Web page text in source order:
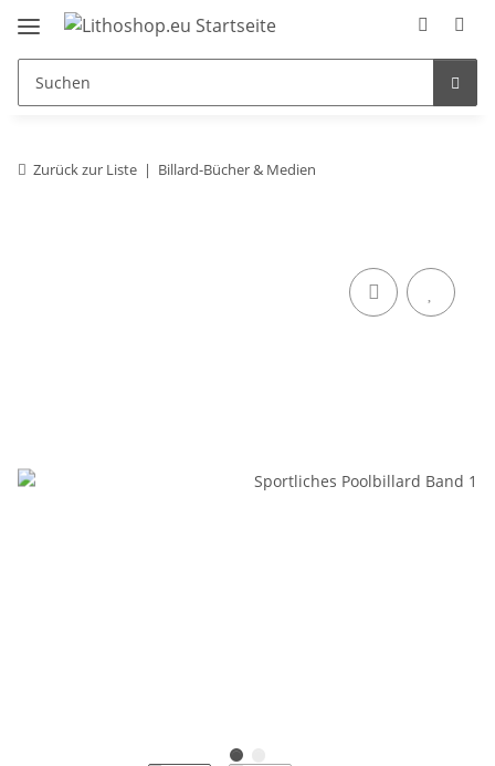
Zurück zur Liste Billard-Bücher & Medien